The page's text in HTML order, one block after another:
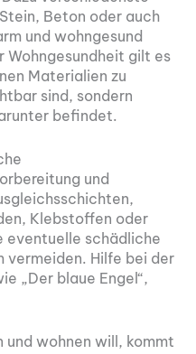
Beton oder auch
und wohngesund
Wohngesundheit gilt es
Materialien zu
sind, sondern
befindet.
und
Klebstoffen oder
eventuelle schädliche
vermeiden. Hilfe bei der
„Der blaue Engel“,
und wohnen will, kommt